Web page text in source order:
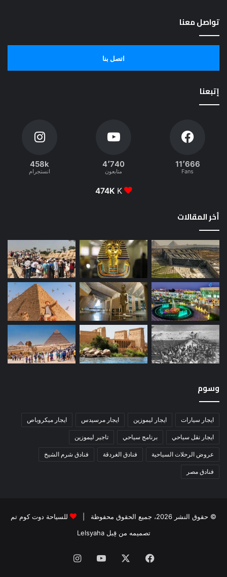
تواصل معنا
اتصل بنا
إتبعنا
11٬666
Fans
4٬740
متابعون
458k
انستجرام
474K K
أخر المقالات
وسوم
ايجار سيارات ايجار ليموزين ايجار مرسيدس ايجار ميكروباص
ايجار نقل سياحي برنامج سياحي تاجير ليموزين
عروض الرحلات السياحية فنادق الغردقة فنادق شرم الشيخ
فنادق مصر
© حقوق النشر 2026، جميع الحقوق محفوظة |
للسياحة دوت كوم تم
تصميمه من قِبل Lelsyaha
فيسبوك ‫YouTube